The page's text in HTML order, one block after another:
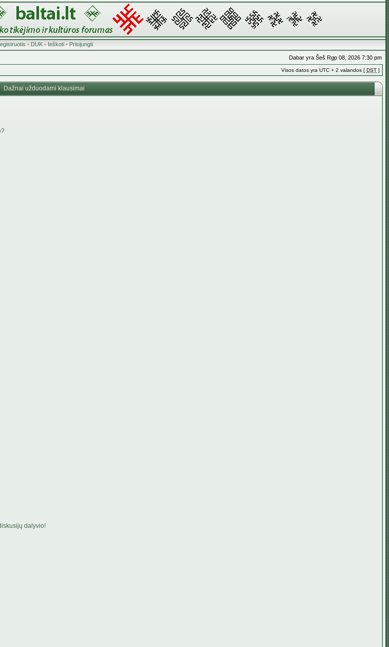
• DUK• Ieškoti• Prisijungti
Dabar yra Šeš Rgp 08, 2026 7:30 pm
Visos datos yra UTC + 2 valandos [ DST ]
Dažnai užduodami klausimai
dalyvio!